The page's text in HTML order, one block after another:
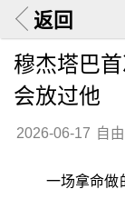
返回
穆杰塔巴
会放过他
2026-06-17 自由
一场拿命做